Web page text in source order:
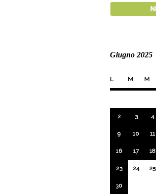
Giugno 2025
L M M
2 3 4
9 10 11
16 17 18
23 24 25
30